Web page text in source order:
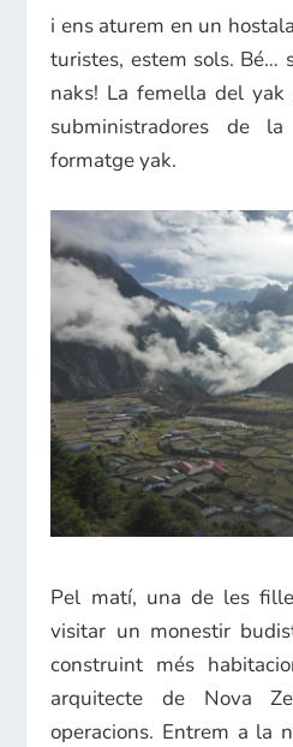
i ens aturem en un
turistes, estem sols. Bé…
naks! La femella del
subministradores de
formatge yak.
Pel matí, una de les
visitar un monestir
construint més
arquitecte de Nova
operacions. Entrem a la